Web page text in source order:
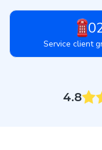
Service client
4.8